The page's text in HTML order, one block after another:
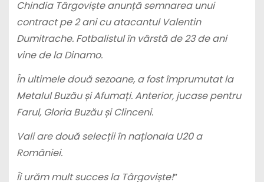
Chindia Târgoviște anunță semnarea unui
contract pe 2 ani cu atacantul Valentin
Dumitrache. Fotbalistul în vârstă de 23 de ani
vine de la Dinamo.
În ultimele două sezoane, a fost împrumutat la
Metalul Buzău și Afumați. Anterior, jucase pentru
Farul, Gloria Buzău și Clinceni.
Vali are două selecții în naționala U20 a
României.
Îi urăm mult succes la Târgoviște!”